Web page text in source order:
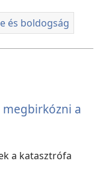
és boldogság
a
a katasztrófa